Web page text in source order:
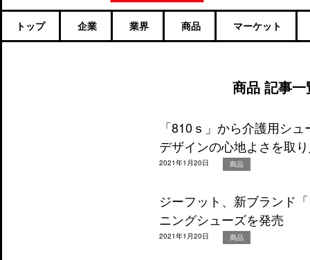
トップ 企業 業界 商品 マーケット
商品 記事一
「810ｓ」から介護用シ
デザインの心地よさを取
2021年1月20日 商品
ジーフット、新ブランド
ニングシューズを発売
2021年1月20日 商品